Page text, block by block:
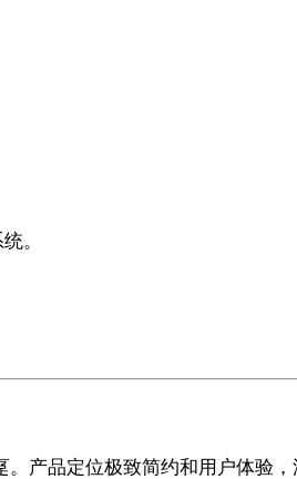
。
产品定位极致简约和用户体验，